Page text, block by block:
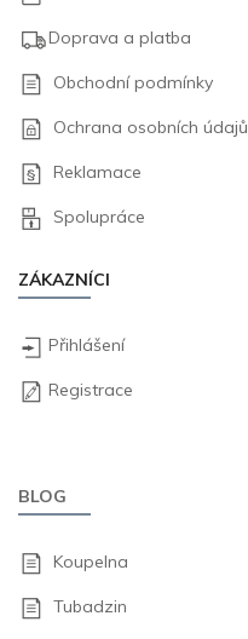
Doprava a platba
Obchodní podmínky
Ochrana osobních údajů
Reklamace
Spolupráce
ZÁKAZNÍCI
Přihlášení
Registrace
BLOG
Koupelna
Tubadzin